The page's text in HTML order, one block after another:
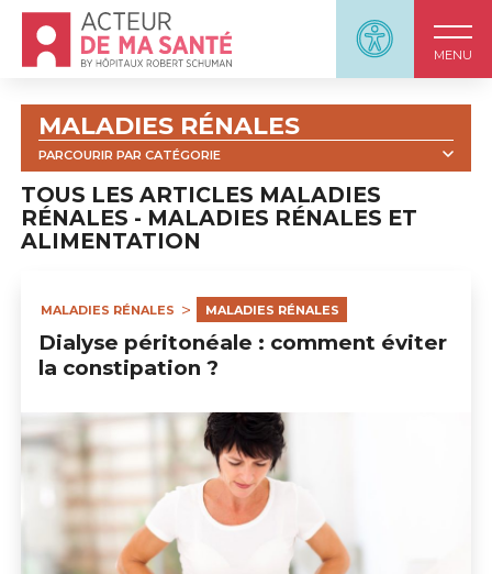
Panneau
MENU
Accueil - Acteur de ma santé, by HôpitauxRobert
MALADIES RÉNALES
PARCOURIR PAR CATÉGORIE
TOUT VIDÉOS WEBINARS
COMPRENDRE LA MALADIE RÉNALE
LA TRANSPLANTATION
MALADIES RÉNALES ET ALIMENTATION
MÉDICAMENTS EN (PRÉ)DIALYSE
L'ENTOURAGE QUIZ
MALADIES RÉNALES : OUTILS
TOUS LES ARTICLES MALADIES
RÉNALES - MALADIES RÉNALES ET
ALIMENTATION
MALADIES RÉNALES MALADIES RÉNALES
Dialyse péritonéale : comment éviter
la constipation ?